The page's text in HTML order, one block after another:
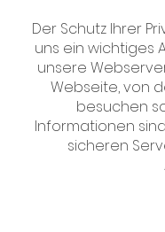
Der Schutz Ihrer
uns ein wichtiges
unsere
Webseite, von
besuchen
Informationen
sicheren